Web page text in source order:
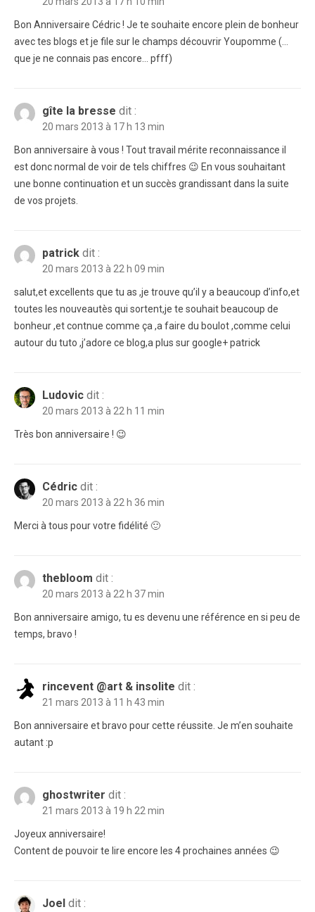
Bon Anniversaire Cédric ! Je te souhaite encore plein de bonheur
avec tes blogs et je file sur le champs découvrir Youpomme (…
que je ne connais pas encore… pfff)
gîte la bresse dit :
20 mars 2013 à 17 h 13 min
Bon anniversaire à vous ! Tout travail mérite reconnaissance il
est donc normal de voir de tels chiffres 😉 En vous souhaitant
une bonne continuation et un succès grandissant dans la suite
de vos projets.
patrick dit :
20 mars 2013 à 22 h 09 min
salut,et excellents que tu as ,je trouve qu’il y a beaucoup d’info,et
toutes les nouveautès qui sortent,je te souhait beaucoup de
bonheur ,et contnue comme ça ,a faire du boulot ,comme celui
autour du tuto ,j’adore ce blog,a plus sur google+ patrick
Ludovic dit :
20 mars 2013 à 22 h 11 min
Très bon anniversaire ! 😉
Cédric dit :
20 mars 2013 à 22 h 36 min
Merci à tous pour votre fidélité 🙂
thebloom dit :
20 mars 2013 à 22 h 37 min
Bon anniversaire amigo, tu es devenu une référence en si peu de
temps, bravo !
rincevent @art & insolite dit :
21 mars 2013 à 11 h 43 min
Bon anniversaire et bravo pour cette réussite. Je m’en souhaite
autant :p
ghostwriter dit :
21 mars 2013 à 19 h 22 min
Joyeux anniversaire!
Content de pouvoir te lire encore les 4 prochaines années 😉
Joel dit :